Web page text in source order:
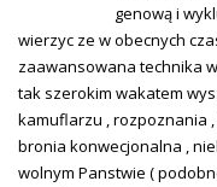
genową i
wierzyc ze w obecnych
zaawansowana technika
tak szerokim wakatem
kamuflarzu , rozpoznania
bronia konwecjonalna ,
wolnym Panstwie (